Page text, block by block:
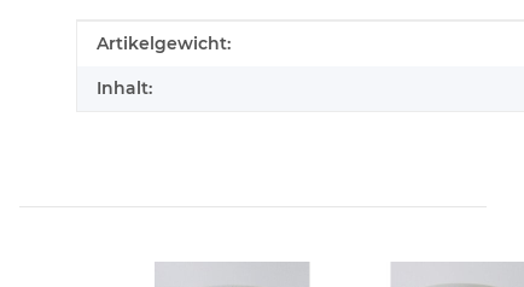
Produkteigenschaft
Wert
Artikelgewicht:
Inhalt: